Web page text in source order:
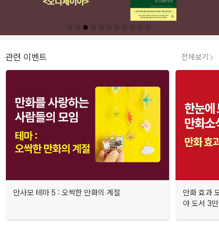
관련 이벤트 전체보기
만사모 테마 5 : 오싹한 만화의 계절
만화 효과
야 도서 3